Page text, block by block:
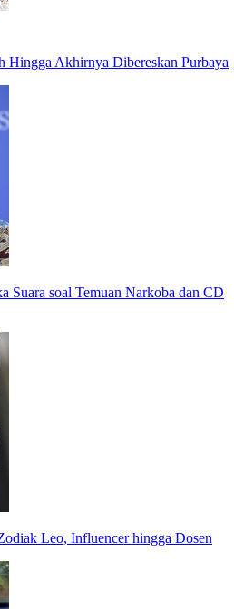
Hingga Akhirnya Dibereskan Purbaya
Suara soal Temuan Narkoba dan CD
Leo, Influencer hingga Dosen